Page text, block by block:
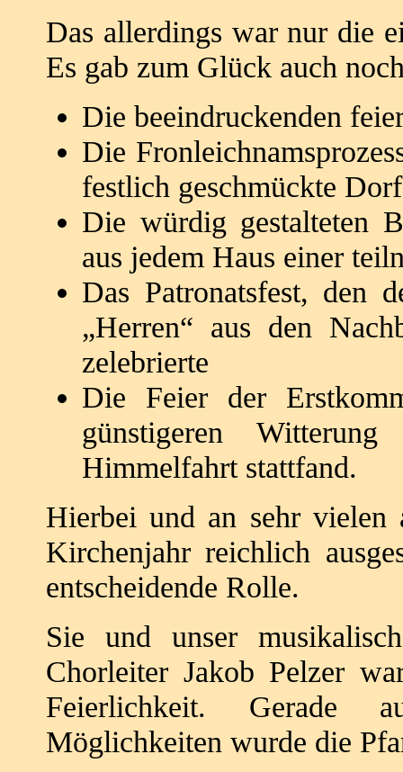
Das allerdings war nur die
Es gab zum Glück auch
Die beeindruckenden
Die
festlich geschmückte Dorf
Die würdig gestalteten
aus jedem Haus einer
Das Patronatsfest, den
„Herren“ aus den
zelebrierte
Die Feier der
günstigeren
Himmelfahrt stattfand.
Hierbei und an sehr vielen
Kirchenjahrreichlich
entscheidende Rolle.
Sie und unser
Chorleiter Jakob Pelzer
Feierlichkeit. Gerade
Möglichkeiten wurde die